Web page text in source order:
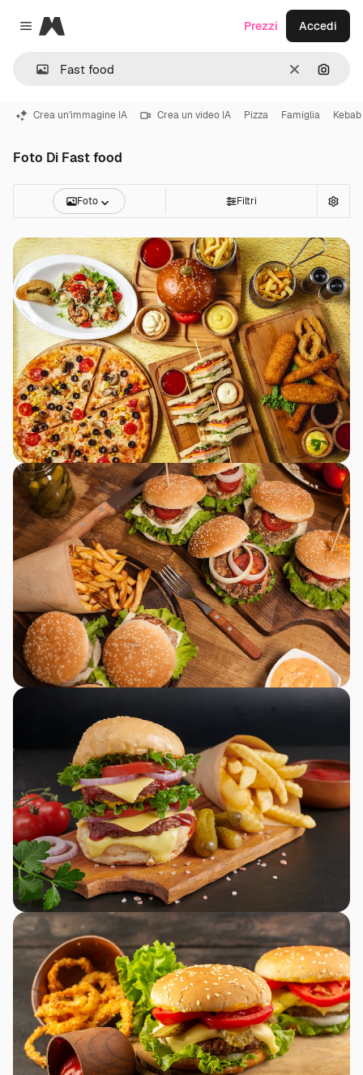
Close menu
Magnific
CancellaCerca
Prezzi Accedi
Crea un'immagine IA Crea un video IA Pizza Famiglia Kebab
Foto Di Fast food
Foto Filtri